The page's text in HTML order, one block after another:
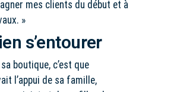
mes clients du début et à
»
s’entourer
boutique, c’est que
l’appui de sa famille,